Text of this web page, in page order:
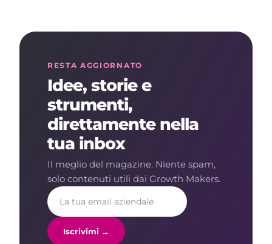
RESTA AGGIORNATO
Idee, storie e
strumenti,
direttamente nella
tua inbox
Il meglio del magazine. Niente spam,
solo contenuti utili dai Growth Makers.
Iscrivimi →